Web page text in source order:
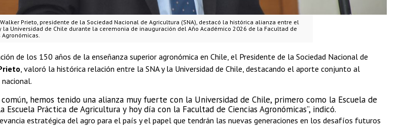
Prieto, presidente de la Sociedad Nacional de Agricultura (SNA), destacó la histórica alianza entre el
la Universidad de Chile durante la ceremonia de inauguración del Año Académico 2026 de la Facultad de
Agronómicas.
de los 150 años de la enseñanza superior agronómica en Chile, el Presidente de la Sociedad Nacional de
, valoró la histórica relación entre la SNA y la Universidad de Chile, destacando el aporte conjunto al
hemos tenido una alianza muy fuerte con la Universidad de Chile, primero como la Escuela de
Escuela Práctica de Agricultura y hoy día con la Facultad de Ciencias Agronómicas”, indicó.
estratégica del agro para el país y el papel que tendrán las nuevas generaciones en los desafíos futuros